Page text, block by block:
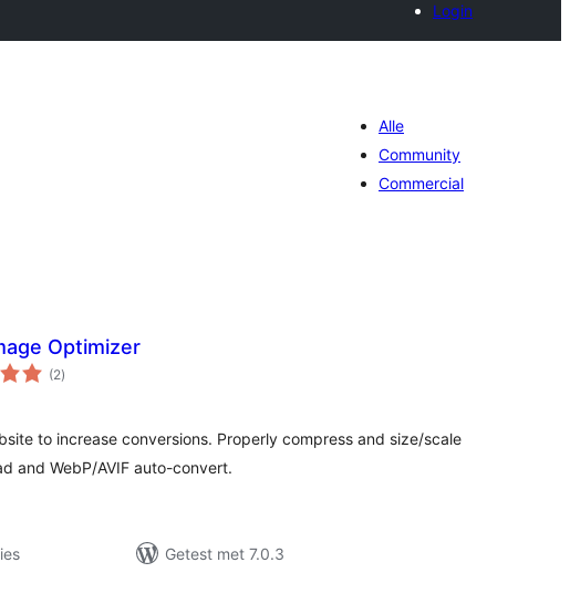
Login
Alle
Community
Commercial
Optimizer
(2totaal
waarderingen
)
to increase conversions. Properly compress and size/scale
and WebP/AVIF auto-convert.
Getest met 7.0.3